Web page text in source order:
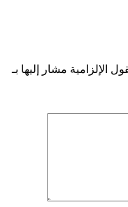
الإلزامية مشار إليها بـ